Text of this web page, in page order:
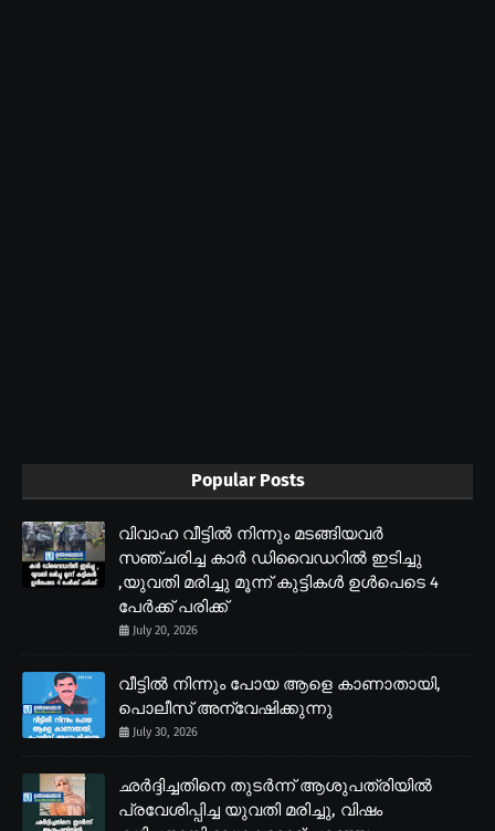
Popular Posts
വിവാഹ വീട്ടിൽ നിന്നും മടങ്ങിയവർ
സഞ്ചരിച്ച കാർ ഡിവൈഡറിൽ ഇടിച്ചു
,യുവതി മരിച്ചു മൂന്ന് കുട്ടികൾ ഉൾപെടെ 4
പേർക്ക് പരിക്ക്
July 20, 2026
വീട്ടിൽ നിന്നും പോയ ആളെ കാണാതായി,
പൊലീസ് അന്വേഷിക്കുന്നു
July 30, 2026
ഛർദ്ദിച്ചതിനെ തുടർന്ന് ആശുപത്രിയിൽ
പ്രവേശിപ്പിച്ച യുവതി മരിച്ചു, വിഷം